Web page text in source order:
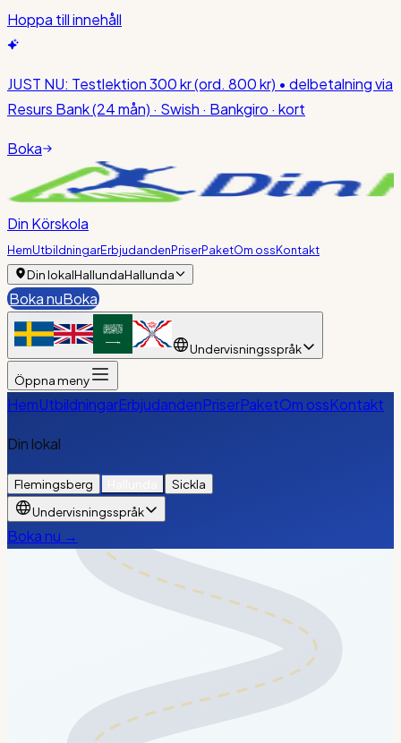
Hoppa till innehåll
JUST NU: Testlektion 300 kr(ord. 800 kr) • delbetalning via
Resurs Bank (24 mån) · Swish · Bankgiro · kort
Boka
Din Körskola
HemUtbildningarErbjudandenPriserPaketOm ossKontakt
Din lokalHallundaHallunda
Boka nuBoka
Undervisningsspråk
Öppna meny
HemUtbildningarErbjudandenPriserPaketOm ossKontakt
Din lokal
Flemingsberg
Sickla
Undervisningsspråk
Boka nu →